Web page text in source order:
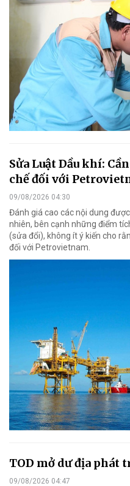
Sửa Luật Dầu khí:
chế đối với
09/08/2026 04:30
Đánh giá cao các nội dung
nhiên, bên cạnh những điểm
(sửa đổi), không ít ý kiến cho
đối với Petrovietnam.
TOD mở dư địa phát
09/08/2026 04:47